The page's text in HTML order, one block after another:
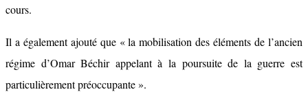
cours.
Il a également ajouté que « la mobilisation des éléments de l’ancien
régime d’Omar Béchir appelant à la poursuite de la guerre est
particulièrement préoccupante ».